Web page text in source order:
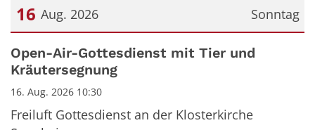
Sonntag
16 Aug. 2026
Datum: 16. August 2026
Open-Air-Gottesdienst mit Tier und
Kräutersegnung
16. Aug. 2026 10:30
Freiluft Gottesdienst an der Klosterkirche